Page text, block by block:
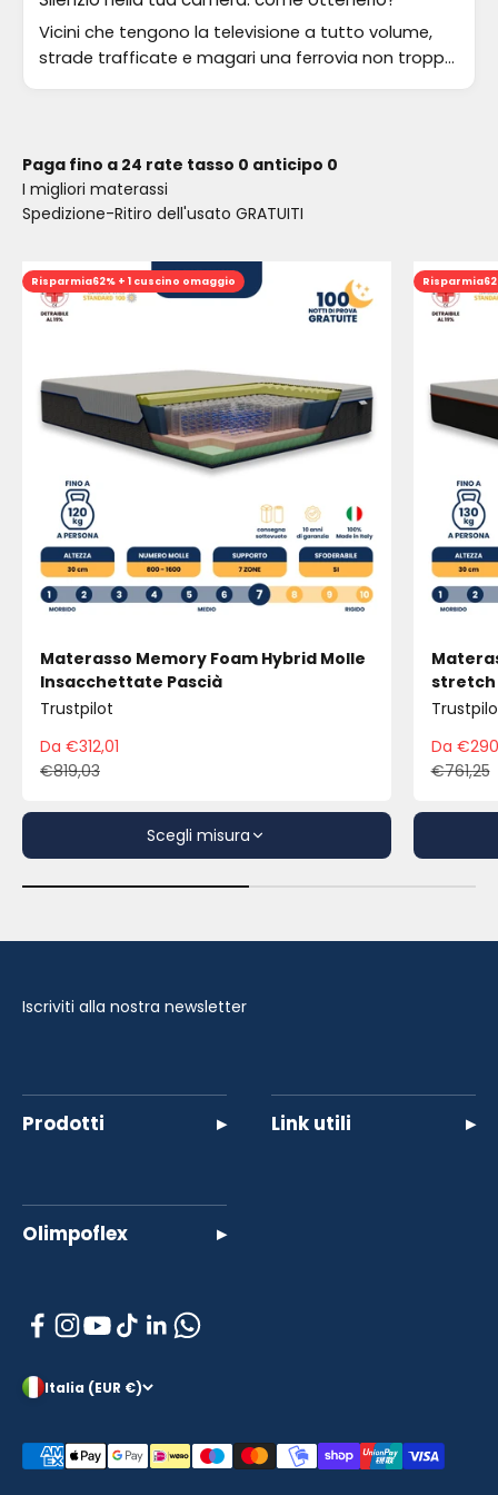
Vicini che tengono la televisione a tutto volume,
strade trafficate e magari una ferrovia non troppo
una camera da letto “insonorizzata”. Come
possiamo raggiungere questo obiettivo? Ecco i
nostri consigli da seguire.
Paga fino a 24 rate tasso 0 anticipo 0
I migliori materassi
Spedizione-Ritiro dell'usato GRATUITI
Risparmia62% + 1 cuscino omaggio
Materasso Memory Foam Hybrid Molle
Insacchettate Pascià
Trustpilot
Prezzo scontato
Da €312,01
Prezzo
€819,03
Scegli misura
Risparmia
stretch
Da
€761,25
Iscriviti alla nostra newsletter
Prodotti ▸ Link utili ▸
Olimpoflex ▸
Italia (EUR €)